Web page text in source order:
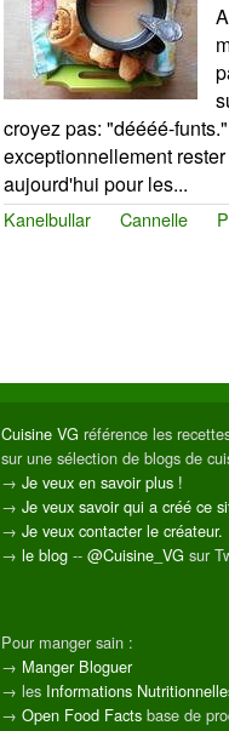
croyez pas: "déééé-
exceptionnellement
aujourd'hui pour les...
Kanelbullar Cannelle
Cuisine VG référence les
sur une sélection de blogs de
→Je veux en savoir plus !
→Je veux savoir qui a créé ce
→Je veux contacter le créateur.
→le blog --@Cuisine_VG sur
Pour manger sain :
→ Manger Bloguer
→ les Informations
→Open Food Facts base de